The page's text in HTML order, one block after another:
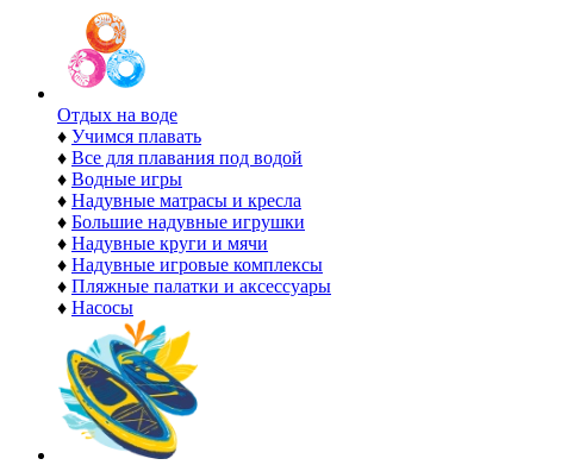
Отдых на воде
♦ Учимся плавать
♦ Все для плавания под водой
♦ Водные игры
♦ Надувные матрасы и кресла
♦ Большие надувные игрушки
♦ Надувные круги и мячи
♦ Надувные игровые комплексы
♦ Пляжные палатки и аксессуары
♦ Насосы